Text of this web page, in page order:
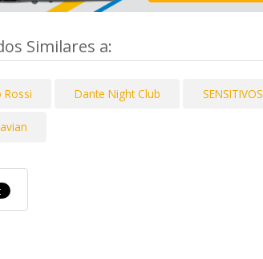
Similares a:
Rossi Dante Night Club SENSITIVOS